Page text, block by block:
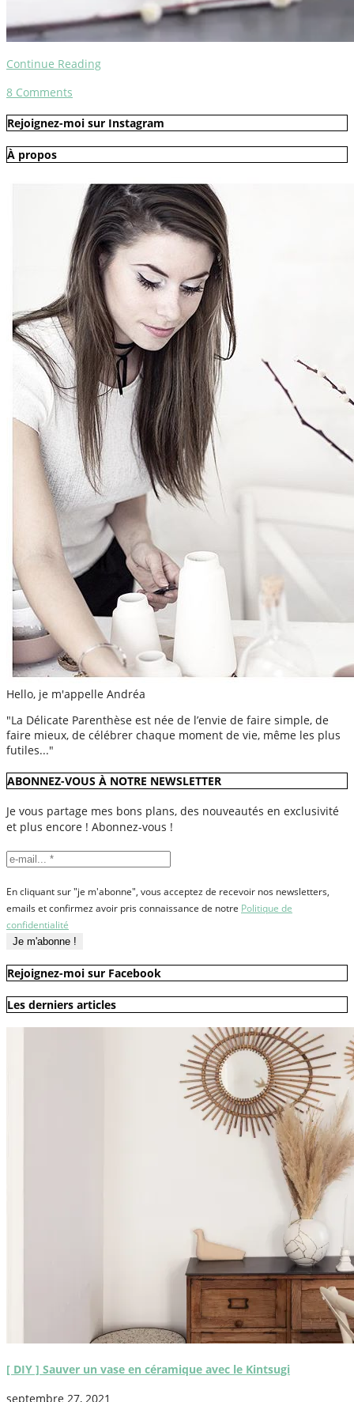
Continue Reading
8 Comments
Rejoignez-moi sur Instagram
À propos
Hello, je m'appelle Andréa
"La Délicate Parenthèse est née de l’envie de faire simple, de
faire mieux, de célébrer chaque moment de vie, même les plus
futiles..."
ABONNEZ-VOUS À NOTRE NEWSLETTER
Je vous partage mes bons plans, des nouveautés en exclusivité
et plus encore ! Abonnez-vous !
En cliquant sur "je m'abonne", vous acceptez de recevoir nos newsletters,
emails et confirmez avoir pris connaissance de notre Politique de
confidentialité
Rejoignez-moi sur Facebook
Les derniers articles
[ DIY ] Sauver un vase en céramique avec le Kintsugi
septembre 27, 2021